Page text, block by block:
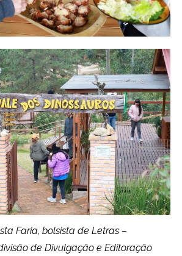
Faria, bolsista de Letras –
de Divulgação e Editoração